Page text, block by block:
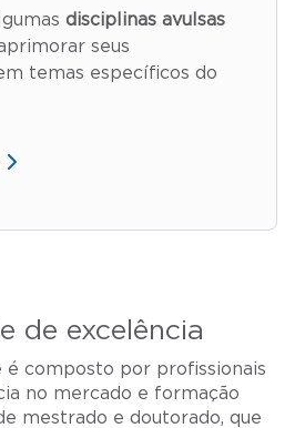
disciplinas avulsas
seus
temas específicos do
de excelência
é composto por profissionais
no mercado e formação
mestrado e doutorado, que